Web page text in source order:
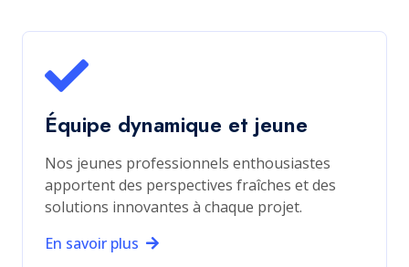
Équipe dynamique et jeune
Nos jeunes professionnels enthousiastes
apportent des perspectives fraîches et des
solutions innovantes à chaque projet.
En savoir plus